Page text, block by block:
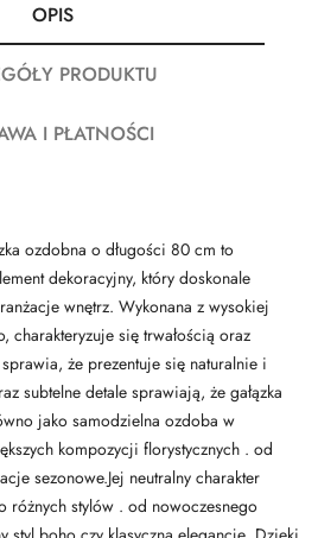
OPIS
PRODUKTU
I PŁATNOŚCI
ozdobna o długości 80 cm to
dekoracyjny, który doskonale
wnętrz. Wykonana z wysokiej
charakteryzuje się trwałością oraz
że prezentuje się naturalnie i
subtelne detale sprawiają, że gałązka
jako samodzielna ozdoba w
kompozycji florystycznych . od
sezonowe.Jej neutralny charakter
różnych stylów . od nowoczesnego